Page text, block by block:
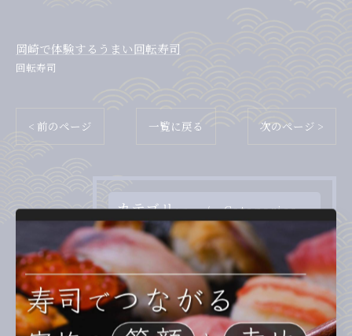
岡崎で体験するうまい回転寿司
回転寿司
< 前のページ 一覧に戻る 次のページ >
カテゴリー Categories
全てのカテゴリー
ランチ
ディナー
テイクアウト